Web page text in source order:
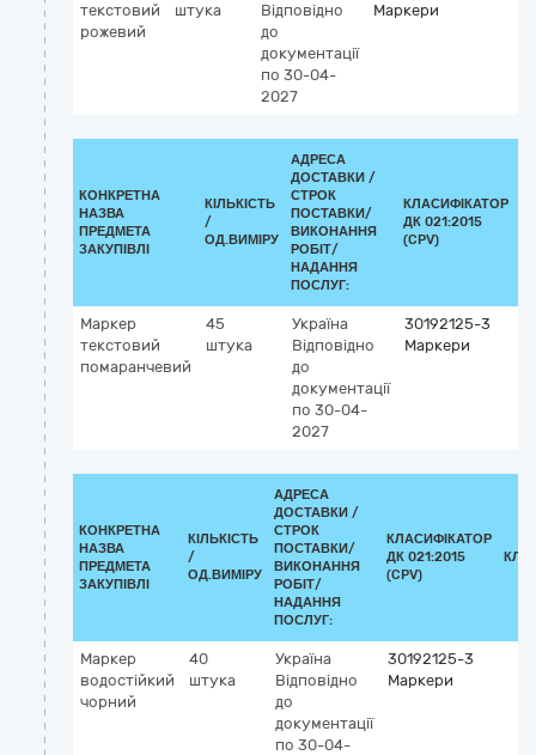
текстовий
рожевий
штука
Відповідно
до
документації
по 30-04-
2027
Маркери
КОНКРЕТНА
НАЗВА
ПРЕДМЕТА
ЗАКУПІВЛІ
КІЛЬКІСТЬ
/
ОД.ВИМІРУ
АДРЕСА
ДОСТАВКИ /
СТРОК
ПОСТАВКИ/
ВИКОНАННЯ
РОБІТ/
НАДАННЯ
ПОСЛУГ:
КЛАСИФІКАТОР
ДК 021:2015
(CPV)
Маркер
текстовий
помаранчевий
45
штука
Україна
Відповідно
до
документації
по 30-04-
2027
30192125-3
Маркери
КОНКРЕТНА
НАЗВА
ПРЕДМЕТА
ЗАКУПІВЛІ
КІЛЬКІСТЬ
/
ОД.ВИМІРУ
АДРЕСА
ДОСТАВКИ /
СТРОК
ПОСТАВКИ/
ВИКОНАННЯ
РОБІТ/
НАДАННЯ
ПОСЛУГ:
КЛАСИФІКАТОР
ДК 021:2015
(CPV)
Маркер
водостійкий
чорний
40
штука
Україна
Відповідно
до
документації
по 30-04-
30192125-3
Маркери